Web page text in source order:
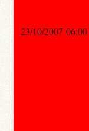
23/10/2007 06:00